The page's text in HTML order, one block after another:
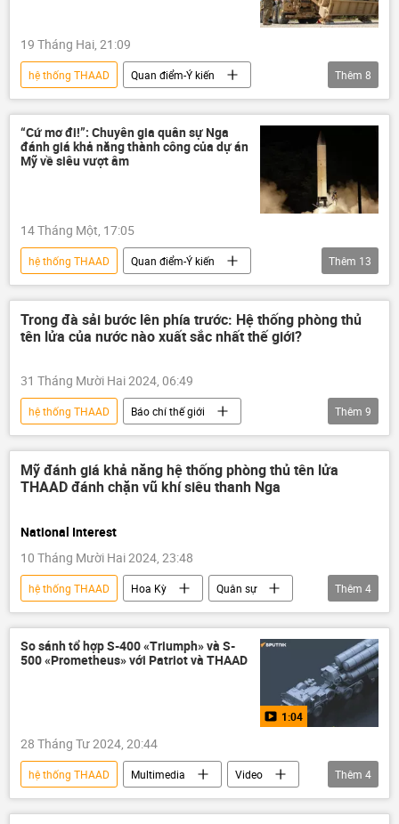
19 Tháng Hai, 21:09
hệ thống THAAD
Quan điểm-Ý kiến
chuyên gia
Hoa Kỳ
Iran
Chính trị
Thế giới
F-35
F-22
Tomahawk
Thêm 8
“Cứ mơ đi!”: Chuyên gia quân sự Nga
đánh giá khả năng thành công của dự án
Mỹ về siêu vượt âm
14 Tháng Một, 17:05
hệ thống THAAD
Quan điểm-Ý kiến
chuyên gia
vũ khí siêu thanh
Hoa Kỳ
Nga
tên lửa
Oreshnik
Burevestnik
Kinzhal
Tổ hợp tên lửa phòng không "Patriot"
Thêm 13
Trong đà sải bước lên phía trước: Hệ thống phòng thủ
tên lửa của nước nào xuất sắc nhất thế giới?
31 Tháng Mười Hai 2024, 06:49
hệ thống THAAD
Báo chí thế giới
Hệ thống phòng thủ tên lửa
Tổ hợp tên lửa phòng không "Patriot"
S-400
Hongqi
quân đội
Quân sự
Thêm 9
Mỹ đánh giá khả năng hệ thống phòng thủ tên lửa
THAAD đánh chặn vũ khí siêu thanh Nga
National Interest
10 Tháng Mười Hai 2024, 23:48
hệ thống THAAD Hoa Kỳ
Quân sự
Nga
Thế giới
Báo chí thế giới
chiến sự
Thêm 4
So sánh tổ hợp S-400 «Triumph» và S-
500 «Prometheus» với Patriot và THAAD
1:04
28 Tháng Tư 2024, 20:44
hệ thống THAAD Multimedia
Video
S-400
Tổ hợp tên lửa phòng không "Patriot"
Thêm 4